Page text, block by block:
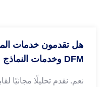
هل تقدمون خدمات
DFM وخدمات النماذج الأولية السريعة؟